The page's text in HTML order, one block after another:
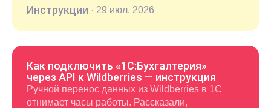
Инструкции · 29 июл. 2026
Как подключить «1С:Бухгалтерия»
через API к Wildberries — инструкция
Ручной перенос данных из Wildberries в 1С
отнимает часы работы. Рассказали,